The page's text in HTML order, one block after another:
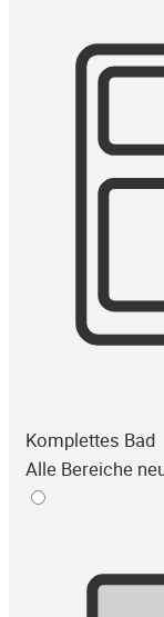
Komplettes Bad
Alle Bereiche